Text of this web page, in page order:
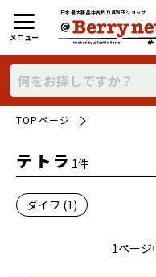
日本最大新品中古釣り具WEBショップ
メニュー
TOPページ
テトラ 1件
ダイワ (1)
1ページ